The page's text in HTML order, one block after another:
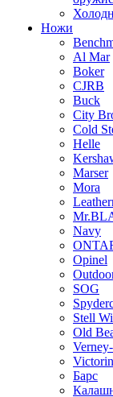
Ножи
Al Mar
Boker
CJRB
Buck
City
Cold
Helle
Marser
Mora
Navy
Opinel
SOG
Stell
Old
Барс